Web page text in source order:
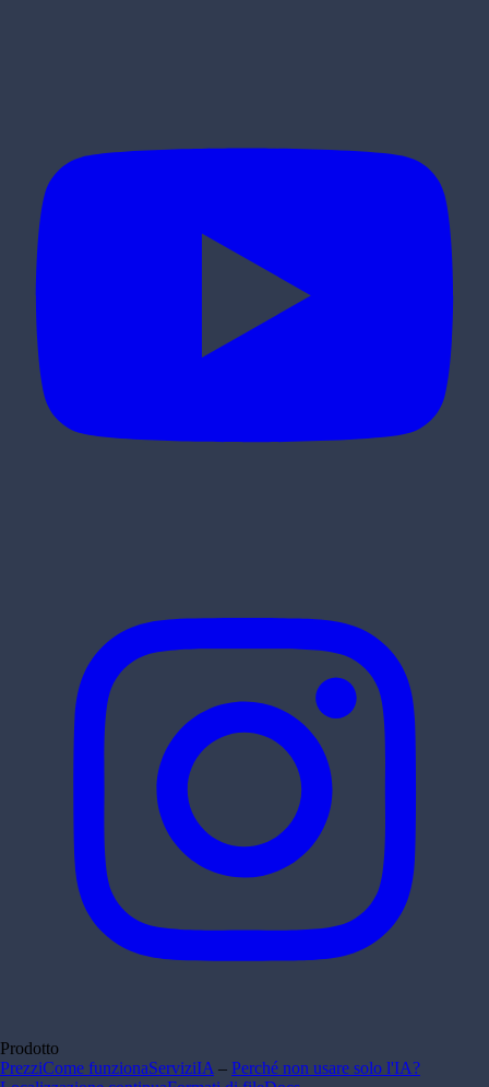
Prodotto
PrezziCome funzionaServiziIA – Perché non usare solo l'IA?